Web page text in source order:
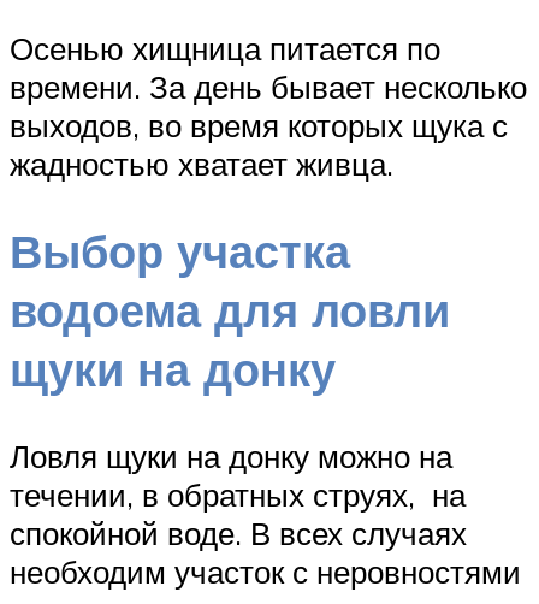
Осенью хищница питается по
времени. За день бывает несколько
выходов, во время которых щука с
жадностью хватает живца.
Выбор участка
водоема для ловли
щуки на донку
Ловля щуки на донку можно на
течении, в обратных струях, на
спокойной воде. В всех случаях
необходим участок с неровностями